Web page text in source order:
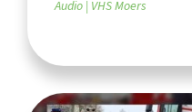
Audio VHS Moers